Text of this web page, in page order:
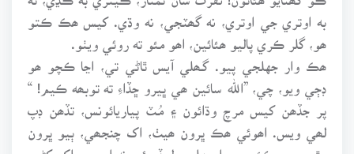
به اوتري جي اوتري، نه گھٽجي، نه وڌي. کيس ھڪ ڪتو
ھو، گلر ڪري پاليو ھئائين، اھو مئو ته روئي ويٺو.
ھڪ وار جهلجي پيو. گـھلي آيس ٿاڻي تي، اڃا ڪچو ھو
ڊڄي ويو، چي، ”الله سائين ھي ڀيرو ڇڏاءِ ته توبھه ڪيم! “
پر جڏھن کيس مرچ وڌائون ۽ مُـٽ پياريائونس، تڏھن ڊپ
لھي ويس. اھوئي ھڪ ڀرون ھيٺ، اک چنجھي، ٻيو ڀرون
مٿي. پوءِ ڪئين ڀيرا جهليو، لوڏو ئي نه اچيس. اک کڻيو